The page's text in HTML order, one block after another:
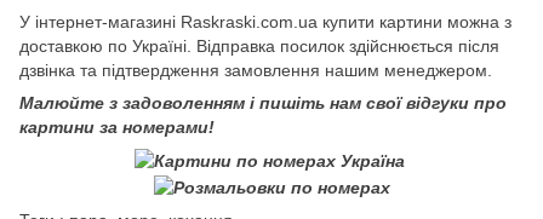
У інтернет-магазині Raskraski.com.ua купити картини можна з
доставкою по Україні. Відправка посилок здійснюється після
дзвінка та підтвердження замовлення нашим менеджером.
Малюйте з задоволенням і пишіть нам свої відгуки про
картини за номерами!